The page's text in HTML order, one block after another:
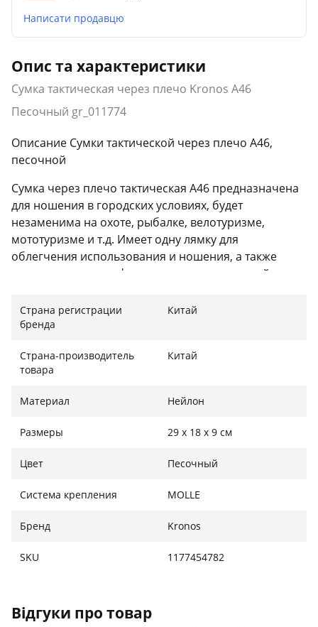
Написати продавцю
Опис та характеристики
Сумка тактическая через плечо Kronos A46
Песочный gr_011774
Описание Сумки тактической через плечо A46,
песочной
Сумка через плечо тактическая A46 предназначена
для ношения в городских условиях, будет
незаменима на охоте, рыбалке, велотуризме,
мототуризме и т.д. Имеет одну лямку для
облегчения использования и ношения, а также
отделения для телефона или планшета, вещей
Благодаря качественному исполнению и отличному
Характеристики:
Водонепроницаемый;
Цвет: песочный ;
Регулируемый плечевой ремень;
Сумка.
Страна регистрации
бренда
Китай
Страна-производитель
товара
Китай
Материал Нейлон
Размеры 29 х 18 х 9 см
Цвет Песочный
Система крепления MOLLE
Бренд Kronos
SKU 1177454782
Відгуки про товар